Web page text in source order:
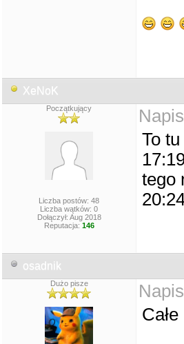
XeNoK
Początkujący
Liczba postów: 48
Liczba wątków: 0
Dołączył: Aug 2018
Reputacja: 146
To
tego
osadnik
Dużo pisze